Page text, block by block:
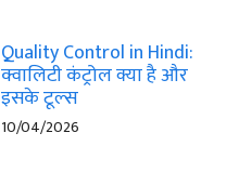
Quality Control in Hindi:
क्वालिटी कंट्रोल क्या है और
इसके टूल्स
10/04/2026